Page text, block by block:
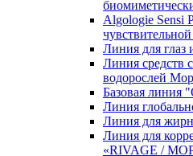
Algologie Sensi
Линия для глаз
Линия средств
водорослей
Базовая линия
Линия
Линия для
Линия для
«RIVAGE /